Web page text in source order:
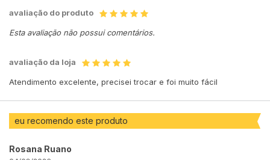
avaliação do produto
Esta avaliação não possui comentários.
avaliação da loja
Atendimento excelente, precisei trocar e foi muito fácil
eu recomendo este produto
Rosana Ruano